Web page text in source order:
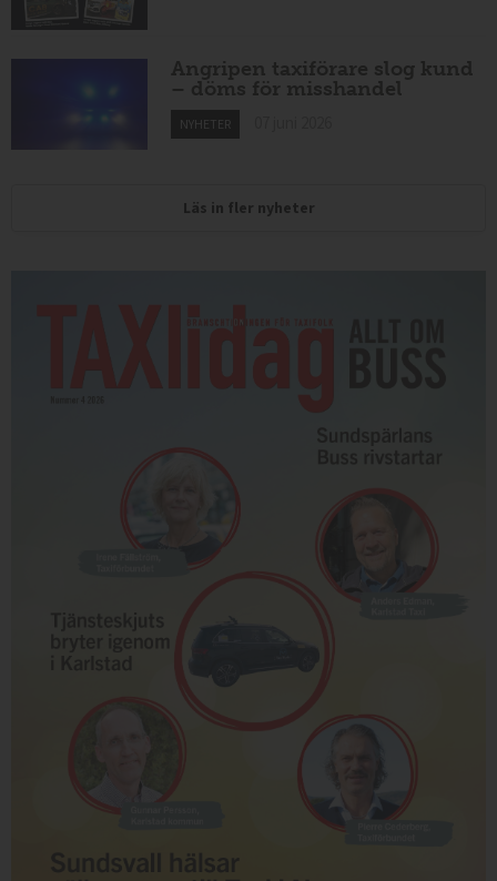
Angripen taxiförare slog kund
– döms för misshandel
NYHETER
Läs in fler nyheter